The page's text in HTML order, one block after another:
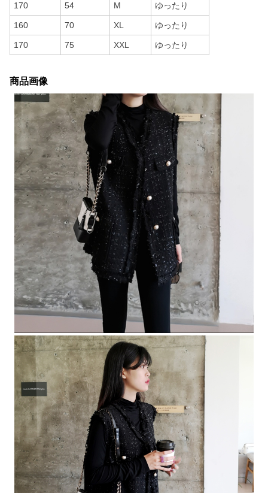
170 54 M ゆったり
160 70 XL ゆったり
170 75 XXL ゆったり
商品画像